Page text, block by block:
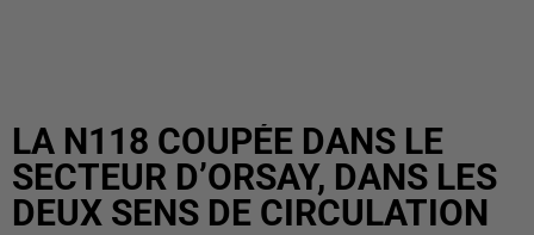
LA N118 COUPÉE DANS LE
SECTEUR D’ORSAY, DANS LES
DEUX SENS DE CIRCULATION